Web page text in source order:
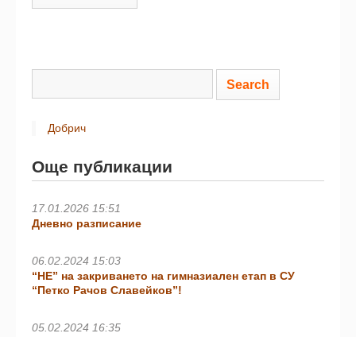
Добрич
Още публикации
17.01.2026 15:51
Дневно разписание
06.02.2024 15:03
“НЕ” на закриването на гимназиален етап в СУ
“Петко Рачов Славейков”!
05.02.2024 16:35